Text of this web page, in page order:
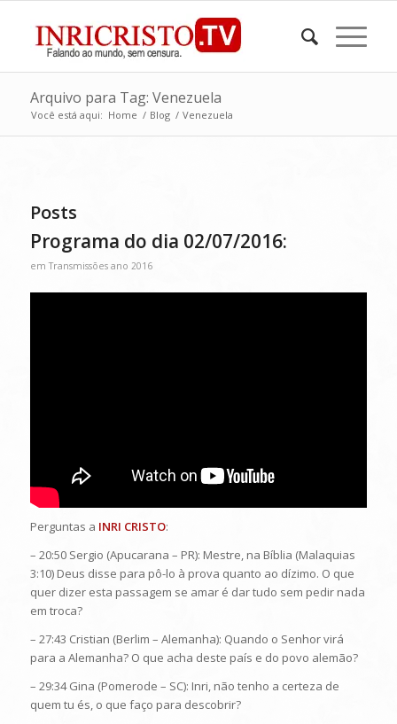
Arquivo para Tag: Venezuela
Você está aqui: Home / Blog / Venezuela
Posts
Programa do dia 02/07/2016:
emTransmissões ano 2016
Perguntas a INRI CRISTO:
– 20:50 Sergio (Apucarana – PR): Mestre, na Bíblia (Malaquias
3:10) Deus disse para pô-lo à prova quanto ao dízimo. O que
quer dizer esta passagem se amar é dar tudo sem pedir nada
em troca?
– 27:43 Cristian (Berlim – Alemanha): Quando o Senhor virá
para a Alemanha? O que acha deste país e do povo alemão?
– 29:34 Gina (Pomerode – SC): Inri, não tenho a certeza de
quem tu és, o que faço para descobrir?